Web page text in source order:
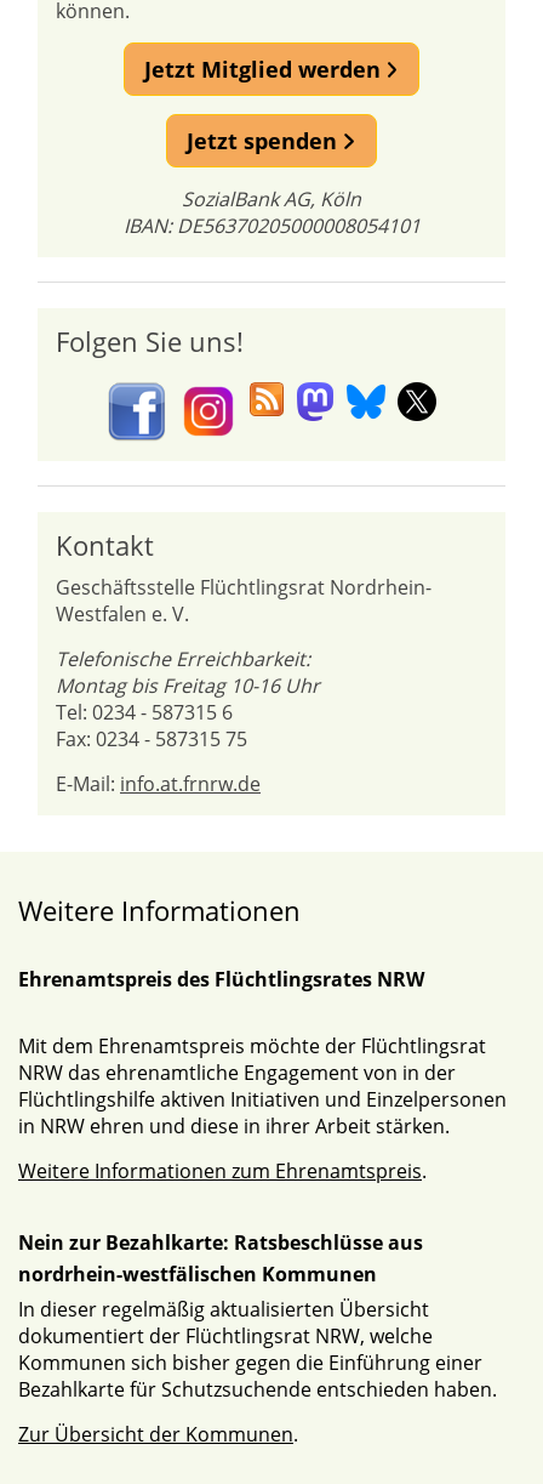
können.
Jetzt Mitglied werden
Jetzt spenden
SozialBank AG, Köln
IBAN: DE56370205000008054101
Folgen Sie uns!
Kontakt
Geschäftsstelle Flüchtlingsrat Nordrhein-
Westfalen e. V.
Telefonische Erreichbarkeit:
Montag bis Freitag 10-16 Uhr
Tel: 0234 - 587315 6
Fax: 0234 - 587315 75
E-Mail: info.at.frnrw.de
Weitere Informationen
Ehrenamtspreis des Flüchtlingsrates NRW
Mit dem Ehrenamtspreis möchte der Flüchtlingsrat
NRW das ehrenamtliche Engagement von in der
Flüchtlingshilfe aktiven Initiativen und Einzelpersonen
in NRW ehren und diese in ihrer Arbeit stärken.
Weitere Informationen zum Ehrenamtspreis.
Nein zur Bezahlkarte: Ratsbeschlüsse aus
nordrhein-westfälischen Kommunen
In dieser regelmäßig aktualisierten Übersicht
dokumentiert der Flüchtlingsrat NRW, welche
Kommunen sich bisher gegen die Einführung einer
Bezahlkarte für Schutzsuchende entschieden haben.
Zur Übersicht der Kommunen.